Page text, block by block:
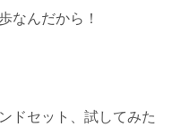
なんだから！
ドセット、試してみた